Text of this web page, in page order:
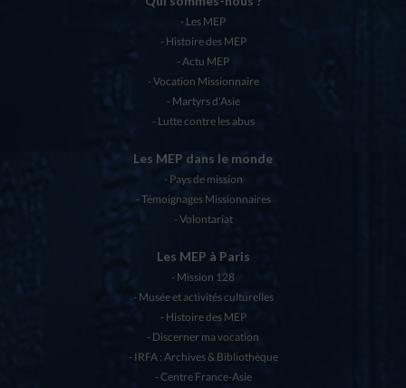
Les MEP
Histoire des MEP
Actu MEP
Vocation Missionnaire
Martyrs d’Asie
Lutte contre les abus
Les MEP dans le monde
Pays de mission
Témoignages Missionnaires
Volontariat
Les MEP à Paris
Mission 128
Musée et activités culturelles
Histoire des MEP
Discerner ma vocation
IRFA : Archives & Bibliothèque
Centre France-Asie